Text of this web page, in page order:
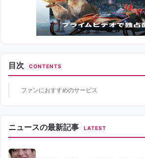
目次 CONTENTS
ファンにおすすめのサービス
ニュースの最新記事 LATEST